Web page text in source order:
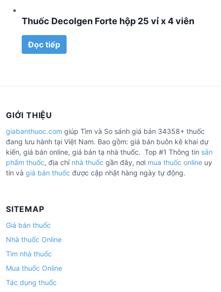
Thuốc Decolgen Forte hộp 25 vỉ x 4 viên
Đọc tiếp
GIỚI THIỆU
giabanthuoc.com giúp Tìm và So sánh giá bán 34358+ thuốc
đang lưu hành tại Việt Nam. Bao gồm: giá bán buôn kê khai dự
kiến, giá bán online, giá bán tạ nhà thuốc. Top #1 Thông tin sản
phẩm thuốc, địa chỉ nhà thuốc gần đây, nơi mua thuốc online uy
tín và giá bán thuốc được cập nhật hàng ngày tự động.
SITEMAP
Giá bán thuốc
Nhà thuốc Online
Tìm nhà thuốc
Mua thuốc Online
Tác dụng thuốc